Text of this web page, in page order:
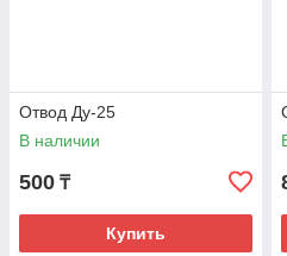
Отвод Ду-25
В наличии
500 ₸
Купить